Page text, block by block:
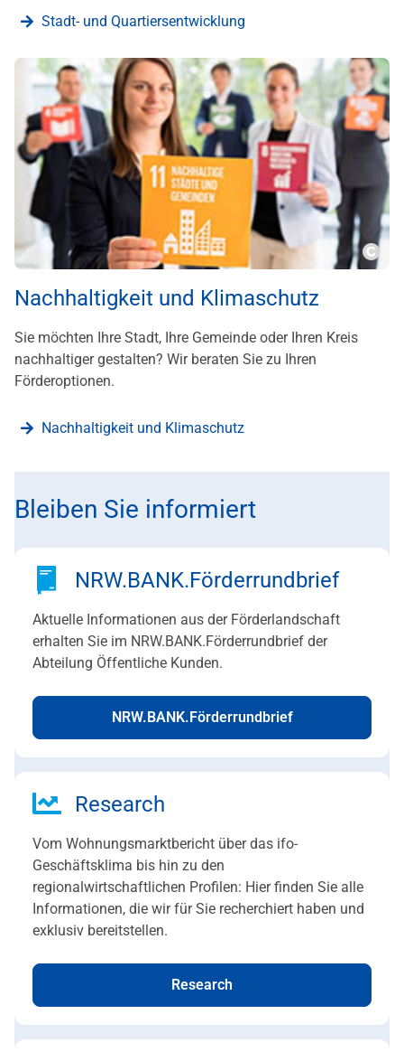
Stadt- und Quartiersentwicklung
Nachhaltigkeit und Klimaschutz
Sie möchten Ihre Stadt, Ihre Gemeinde oder Ihren Kreis
nachhaltiger gestalten? Wir beraten Sie zu Ihren
Förderoptionen.
Nachhaltigkeit und Klimaschutz
Bleiben Sie informiert
NRW.BANK.Förderrundbrief
Aktuelle Informationen aus der Förderlandschaft
erhalten Sie im NRW.BANK.Förderrundbrief der
Abteilung Öffentliche Kunden.
NRW.BANK.Förderrundbrief
Research
Vom Wohnungsmarktbericht über das ifo-
Geschäftsklima bis hin zu den
regionalwirtschaftlichen Profilen: Hier finden Sie alle
Informationen, die wir für Sie recherchiert haben und
exklusiv bereitstellen.
Research